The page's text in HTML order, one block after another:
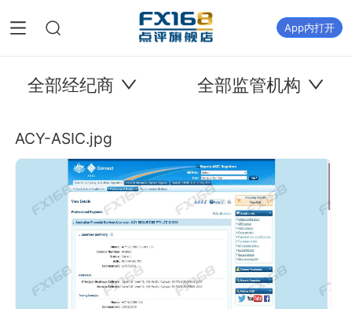
App内打开
全部经纪商 全部监管机构
ACY-ASIC.jpg